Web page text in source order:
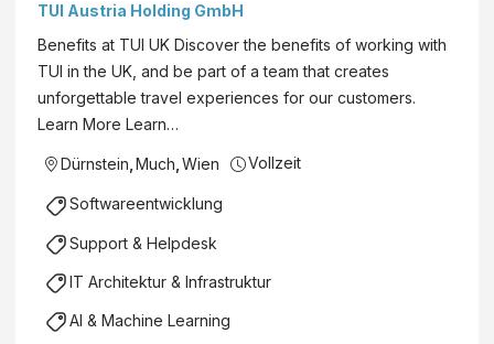
TUI Austria Holding GmbH
Benefits at TUI UK Discover the benefits of working with
TUI in the UK, and be part of a team that creates
unforgettable travel experiences for our customers.
Learn More Learn…
Dürnstein Much Wien Vollzeit
Softwareentwicklung
Support & Helpdesk
IT Architektur & Infrastruktur
AI & Machine Learning